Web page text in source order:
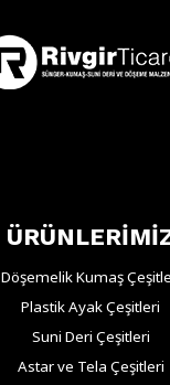
Döşemelik Kumaş
Plastik Ayak Çeşitleri
Suni Deri Çeşitleri
Astar ve Tela Çeşitleri